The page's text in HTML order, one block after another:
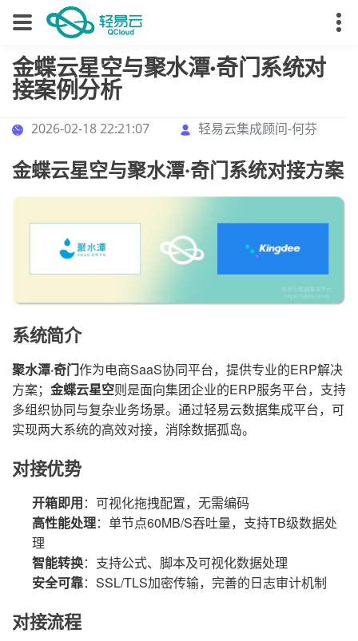
金蝶云星空与聚水潭·奇门系统对
接案例分析
2026-02-18 22:21:07 轻易云集成顾问-何芬
金蝶云星空与聚水潭·奇门系统对接方案
系统简介
聚水潭·奇门作为电商SaaS协同平台，提供专业的ERP解决
方案； 金蝶云星空则是面向集团企业的ERP服务平台，支持
多组织协同与复杂业务场景。通过轻易云数据集成平台，可
实现两大系统的高效对接，消除数据孤岛。
对接优势
开箱即用：可视化拖拽配置，无需编码
高性能处理：单节点60MB/S吞吐量，支持TB级数据处
理
智能转换：支持公式、脚本及可视化数据处理
安全可靠：SSL/TLS加密传输，完善的日志审计机制
对接流程